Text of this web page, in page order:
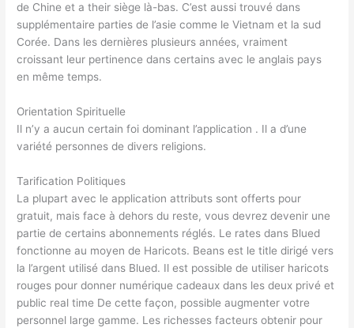
de Chine et a their siège là-bas. C’est aussi trouvé dans
supplémentaire parties de l’asie comme le Vietnam et la sud
Corée. Dans les dernières plusieurs années, vraiment
croissant leur pertinence dans certains avec le anglais pays
en même temps.
Orientation Spirituelle
Il n’y a aucun certain foi dominant l’application . Il a d’une
variété personnes de divers religions.
Tarification Politiques
La plupart avec le application attributs sont offerts pour
gratuit, mais face à dehors du reste, vous devrez devenir une
partie de certains abonnements réglés. Le rates dans Blued
fonctionne au moyen de Haricots. Beans est le title dirigé vers
la l’argent utilisé dans Blued. Il est possible de utiliser haricots
rouges pour donner numérique cadeaux dans les deux privé et
public real time De cette façon, possible augmenter votre
personnel large gamme. Les richesses facteurs obtenir pour